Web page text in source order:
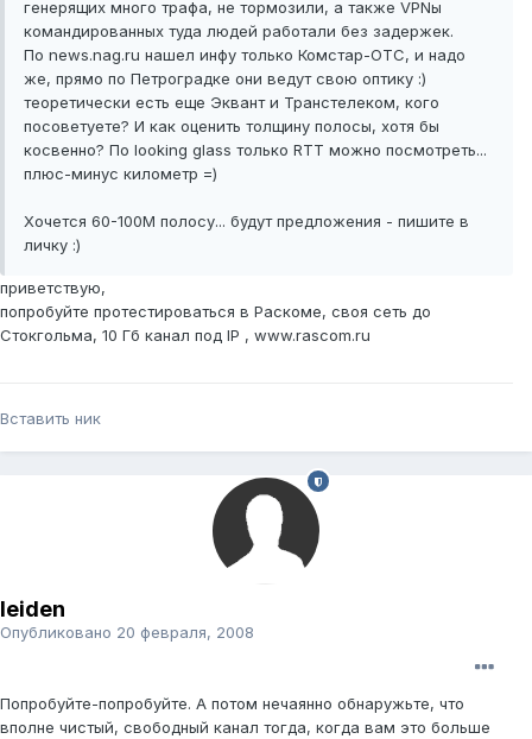
генерящих много трафа, не тормозили, а также VPNы
командированных туда людей работали без задержек.
По news.nag.ru нашел инфу только Комстар-ОТС, и надо
же, прямо по Петроградке они ведут свою оптику :)
теоретически есть еще Эквант и Транстелеком, кого
посоветуете? И как оценить толщину полосы, хотя бы
косвенно? По looking glass только RTT можно посмотреть...
плюс-минус километр =)
Хочется 60-100М полосу... будут предложения - пишите в
личку :)
приветствую,
попробуйте протестироваться в Раскоме, своя сеть до
Стокгольма, 10 Гб канал под IP , www.rascom.ru
Вставить ник
leiden
Опубликовано 20 февраля, 2008
Попробуйте-попробуйте. А потом нечаянно обнаружьте, что
вполне чистый, свободный канал тогда, когда вам это больше